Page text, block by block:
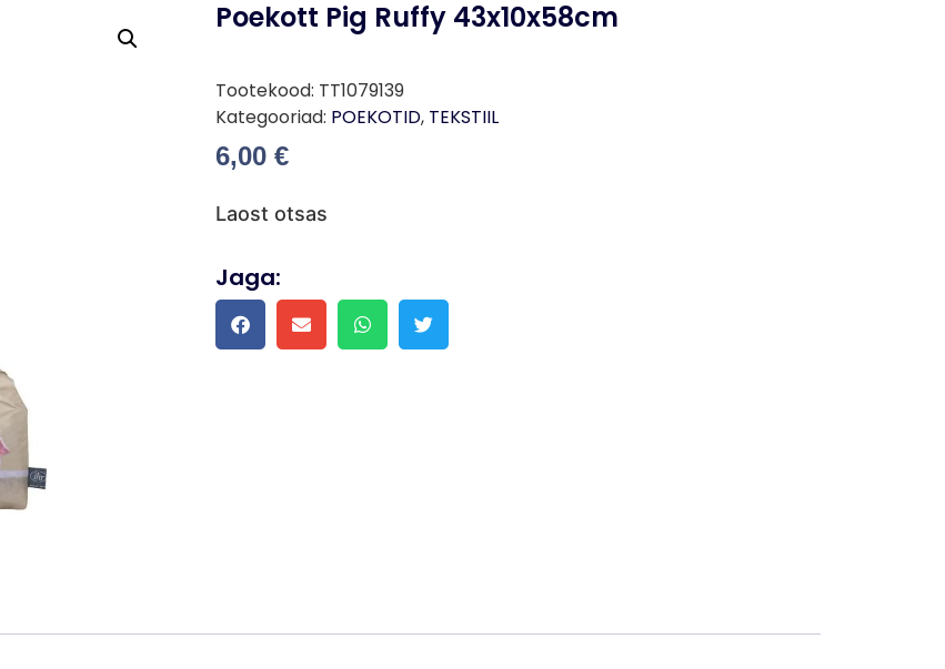
Poekott Pig Ruffy 43x10x58cm
Tootekood: TT1079139
Kategooriad: POEKOTID, TEKSTIIL
6,00 €
Laost otsas
Jaga: